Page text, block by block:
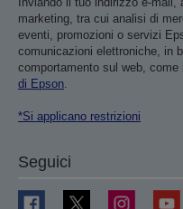
marketing, tra cui analisi di
eventi, promozioni o servizi
comunicazioni elettroniche, in
comportamento sul web, come
di Epson.
*Si applicano restrizioni
Seguici